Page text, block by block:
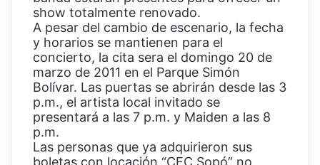
show totalmente renovado.
A pesar del cambio de escenario, la fecha
y horarios se mantienen para el
concierto, la cita sera el domingo 20 de
marzo de 2011 en el Parque Simón
Bolívar. Las puertas se abrirán desde las 3
p.m., el artista local invitado se
presentará a las 7 p.m. y Maiden a las 8
p.m.
Las personas que ya adquirieron sus
boletas con locación “CEC Sopó” no